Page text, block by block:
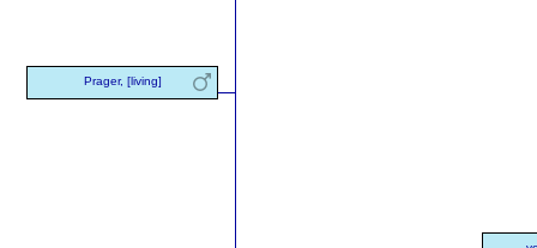
Prager, [living]